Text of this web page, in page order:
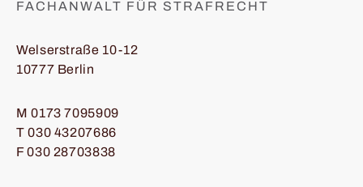
FACHANWALT FÜR STRAFRECHT
Welserstraße 10-12
10777 Berlin
M0173 7095909
T030 43207686
F 030 28703838